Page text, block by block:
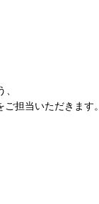
担当いただきます。